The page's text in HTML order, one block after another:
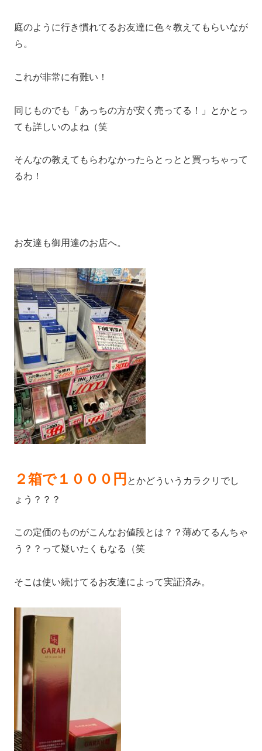
庭のように行き慣れてるお友達に色々教えてもらいなが
ら。
これが非常に有難い！
同じものでも「あっちの方が安く売ってる！」とかとっ
ても詳しいのよね（笑
そんなの教えてもらわなかったらとっとと買っちゃって
るわ！
お友達も御用達のお店へ。
２箱で１０００円 とかどういうカラクリでし
ょう？？？
この定価のものがこんなお値段とは？？薄めてるんちゃ
う？？って疑いたくもなる（笑
そこは使い続けてるお友達によって実証済み。